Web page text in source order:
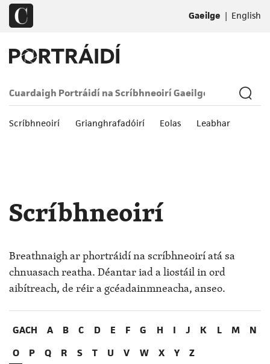
Gaeilge | English
Scríbhneoirí Grianghrafadóirí Eolas Leabhar
Scríbhneoirí
Breathnaigh ar phortráidí na scríbhneoirí atá sa
chnuasach reatha. Déantar iad a liostáil in ord
aibítreach, de réir a gcéadainmneacha, anseo.
GACH A B C D E F G H I J K L M
N
O
P Q R S T U V W X Y Z